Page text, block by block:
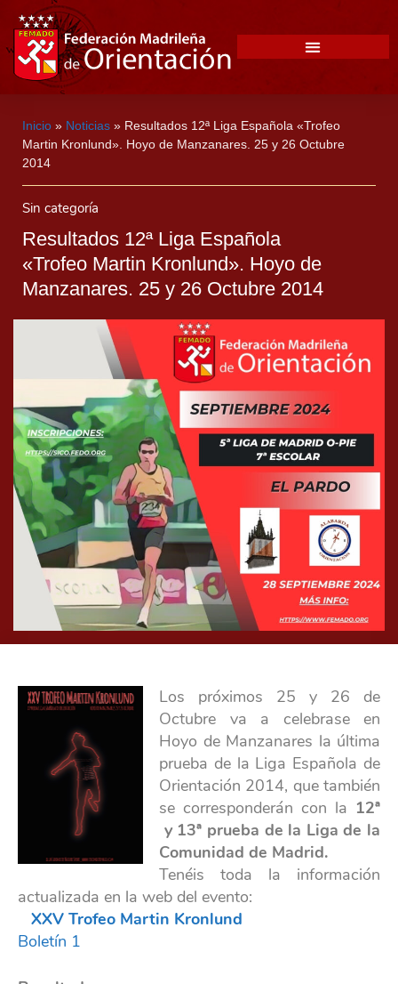
Inicio » Noticias » Resultados 12ª Liga Española «Trofeo
Martin Kronlund». Hoyo de Manzanares. 25 y 26 Octubre
2014
Sin categoría
Resultados 12ª Liga Española
«Trofeo Martin Kronlund». Hoyo de
Manzanares. 25 y 26 Octubre 2014
Los próximos 25 y 26 de
Octubre va a celebrase en
Hoyo de Manzanares la última
prueba de la Liga Española de
Orientación 2014, que también
se corresponderán con la 12ª
y 13ª prueba de la Liga de la
Comunidad de Madrid.
Tenéis toda la información
actualizada en la web del evento:
XXV Trofeo Martin Kronlund
Boletín 1